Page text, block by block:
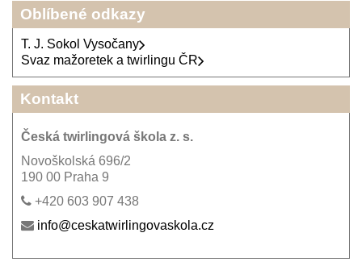
Oblíbené odkazy
T. J. Sokol Vysočany
Svaz mažoretek a twirlingu ČR
Kontakt
Česká twirlingová škola z. s.
Novoškolská 696/2
190 00 Praha 9
+420 603 907 438
info@ceskatwirlingovaskola.cz